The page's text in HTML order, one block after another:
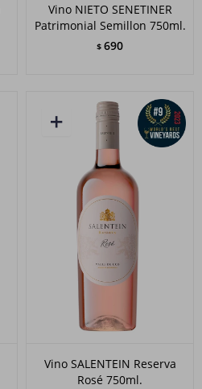
Vino NIETO SENETINER
Patrimonial Semillon 750ml.
$ 690
Vino SALENTEIN Reserva
Rosé 750ml.